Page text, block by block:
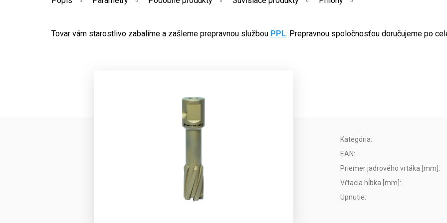
Tovar vám starostlivo zabalíme a zašleme prepravnou službou PPL. Prepravnou spoločnosťou doručujeme po
Kategória:
EAN:
Priemer jadrového vrtáka [mm] :
Vŕtacia hĺbka [mm] :
Upnutie: